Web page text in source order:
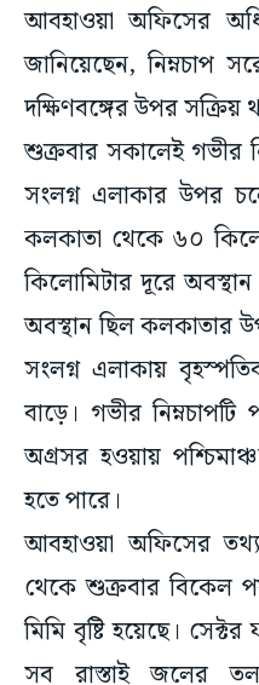
আবহাওয়া অফিসের
জানিয়েছেন, নিম্নচাপ
দক্ষিণবঙ্গের উপর সক্রিয়
শুক্রবার সকালেই গভীর
সংলগ্ন এলাকার উপর
কলকাতা থেকে ৬০
কিলোমিটার দূরে
অবস্থান ছিল কলকাতার
সংলগ্ন এলাকায়
বাড়ে। গভীর
অগ্রসর হওয়ায়
হতে পারে।
আবহাওয়া অফিসের
থেকে শুক্রবার বিকেল
মিমি বৃষ্টি হয়েছে।
সব রাস্তাই জলের